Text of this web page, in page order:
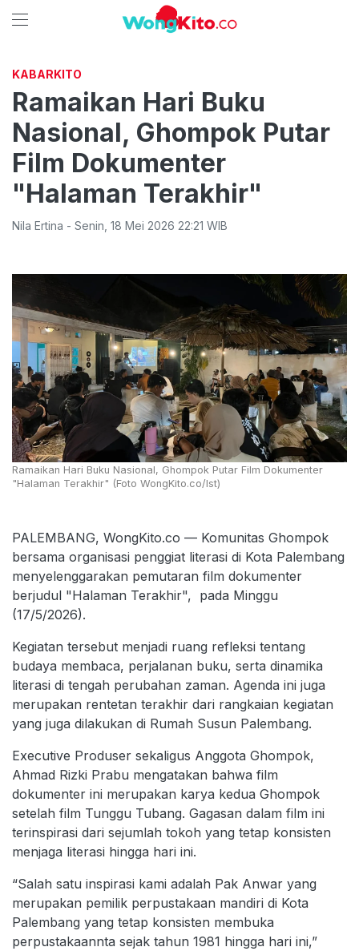
KABARKITO
Ramaikan Hari Buku
Nasional, Ghompok Putar
Film Dokumenter
"Halaman Terakhir"
Nila Ertina - Senin 18 Mei 2026 22:21 WIB
Ramaikan Hari Buku Nasional, Ghompok Putar Film Dokumenter
"Halaman Terakhir" (Foto WongKito.co/Ist)
PALEMBANG, WongKito.co — Komunitas Ghompok
bersama organisasi penggiat literasi di Kota Palembang
menyelenggarakan pemutaran film dokumenter
berjudul "Halaman Terakhir", pada Minggu
(17/5/2026).
Kegiatan tersebut menjadi ruang refleksi tentang
budaya membaca, perjalanan buku, serta dinamika
literasi di tengah perubahan zaman. Agenda ini juga
merupakan rentetan terakhir dari rangkaian kegiatan
yang juga dilakukan di Rumah Susun Palembang.
Executive Produser sekaligus Anggota Ghompok,
Ahmad Rizki Prabu mengatakan bahwa film
dokumenter ini merupakan karya kedua Ghompok
setelah film Tunggu Tubang. Gagasan dalam film ini
terinspirasi dari sejumlah tokoh yang tetap konsisten
menjaga literasi hingga hari ini.
“Salah satu inspirasi kami adalah Pak Anwar yang
merupakan pemilik perpustakaan mandiri di Kota
Palembang yang tetap konsisten membuka
perpustakaannta sejak tahun 1981 hingga hari ini,”